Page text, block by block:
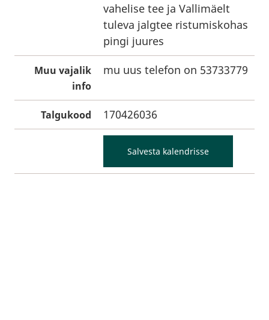
vahelise tee ja Vallimäelt
tuleva jalgtee ristumiskohas
pingi juures
Muu vajalik
info
mu uus telefon on 53733779
Talgukood 170426036
Salvesta kalendrisse